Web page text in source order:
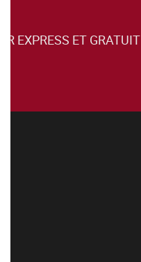
EXPRESS ET GRATUIT